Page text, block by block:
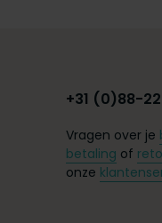
+31 (0)88-
Vragen over je
betaling of
onze